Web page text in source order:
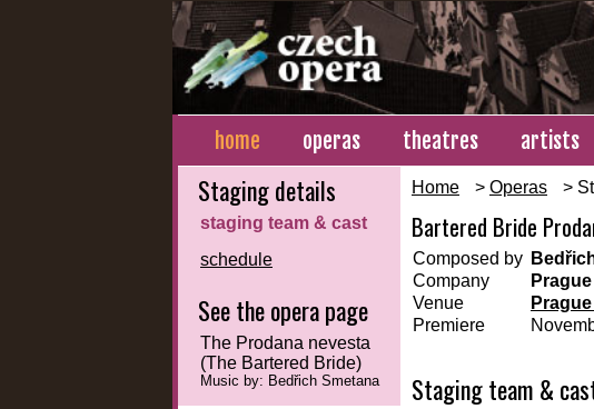
home operas theatres artists
Staging details
staging team & cast
schedule
See the opera page
The Prodana nevesta
(The Bartered Bride)
Music by: Bedřich Smetana
Home > Operas >
Bartered Bride
Composed by
Company
Venue
Premiere
Staging team &